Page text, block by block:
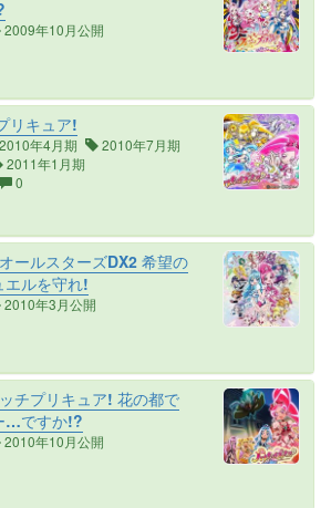
2009年10月公開
リキュア!
2010年4月期
2010年7月期
2011年1月期
0
ールスターズDX2 希望の
ルを守れ!
2010年3月公開
チプリキュア! 花の都で
…ですか!?
2010年10月公開